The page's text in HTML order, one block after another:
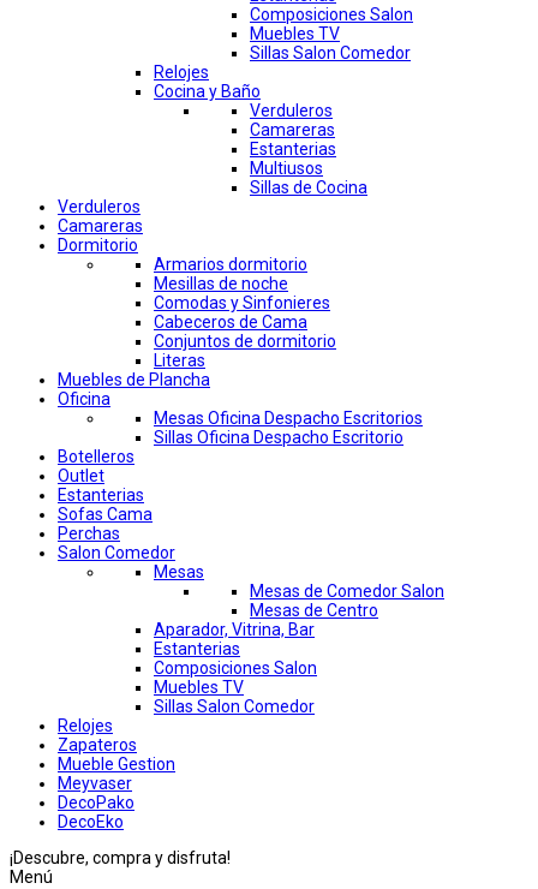
Composiciones Salon
Muebles TV
Sillas Salon Comedor
Relojes
Cocina y Baño
Verduleros
Camareras
Estanterias
Multiusos
Sillas de Cocina
Verduleros
Camareras
Dormitorio
Armarios dormitorio
Mesillas de noche
Comodas y Sinfonieres
Cabeceros de Cama
Conjuntos de dormitorio
Literas
Muebles de Plancha
Oficina
Mesas Oficina Despacho Escritorios
Sillas Oficina Despacho Escritorio
Botelleros
Outlet
Estanterias
Sofas Cama
Perchas
Salon Comedor
Mesas
Mesas de Comedor Salon
Mesas de Centro
Aparador, Vitrina, Bar
Estanterias
Composiciones Salon
Muebles TV
Sillas Salon Comedor
Relojes
Zapateros
Mueble Gestion
Meyvaser
DecoPako
DecoEko
¡Descubre, compra y disfruta!
Menú